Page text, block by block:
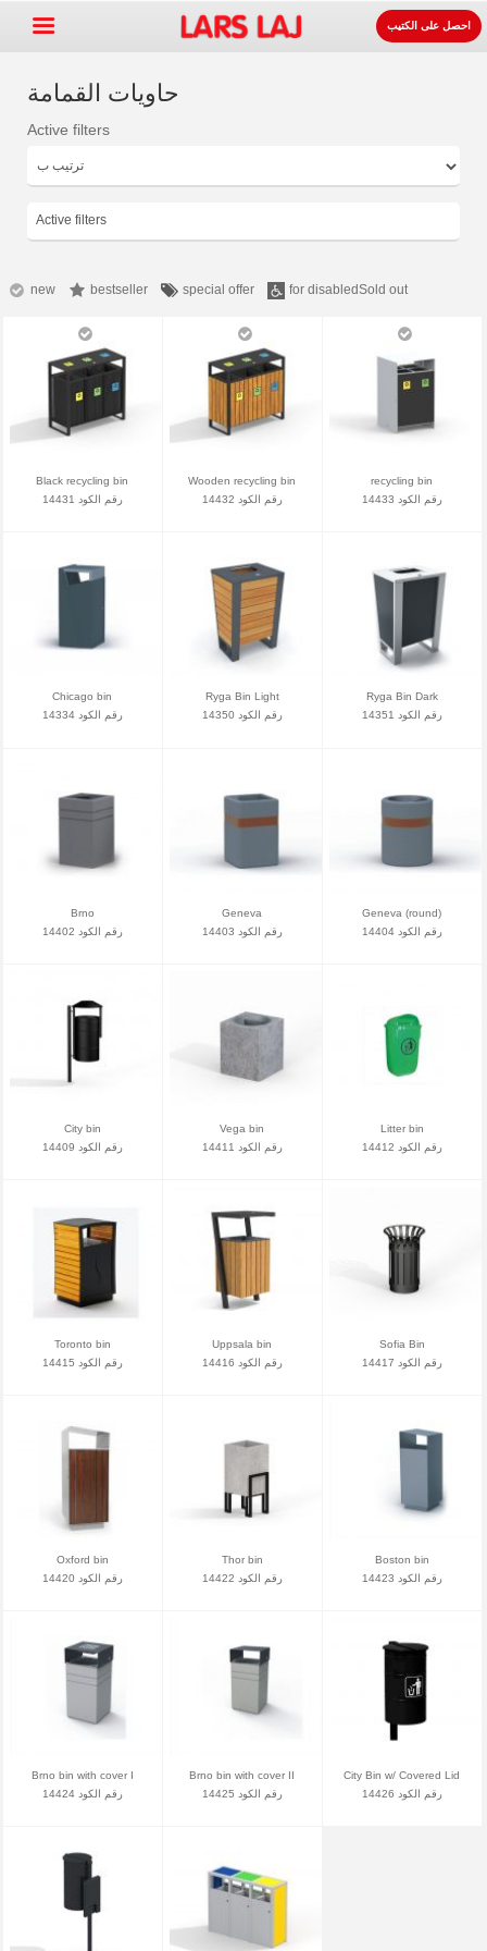
معدات ساحات اللعب
سطح +
+
اتصل
Lars Laj on Facebook
احصل على الكتيب
حاويات القمامة
Active filters
Active filters
new bestseller special offer for disabledSold out
Black recycling bin
رقم الكود 14431
Wooden recycling bin
رقم الكود 14432
recycling bin
رقم الكود 14433
Chicago bin
رقم الكود 14334
Ryga Bin Light
رقم الكود 14350
Ryga Bin Dark
رقم الكود 14351
Brno
رقم الكود 14402
Geneva
رقم الكود 14403
Geneva (round)
رقم الكود 14404
City bin
رقم الكود 14409
Vega bin
رقم الكود 14411
Litter bin
رقم الكود 14412
Toronto bin
رقم الكود 14415
Uppsala bin
رقم الكود 14416
Sofia Bin
رقم الكود 14417
Oxford bin
رقم الكود 14420
Thor bin
رقم الكود 14422
Boston bin
رقم الكود 14423
Brno bin with cover I
رقم الكود 14424
Brno bin with cover II
رقم الكود 14425
City Bin w/ Covered Lid
رقم الكود 14426